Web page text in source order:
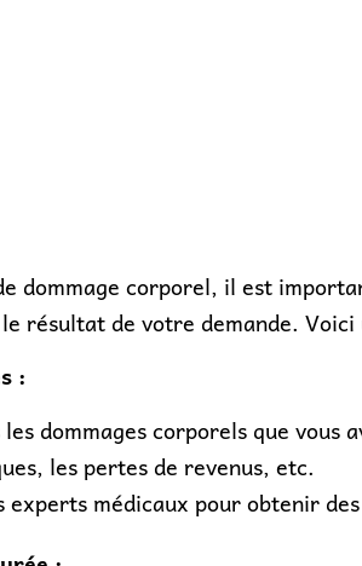
dommage corporel, il est
résultat de votre demande.
:
dommages corporels que vous
les pertes de revenus, etc.
experts médicaux pour obtenir